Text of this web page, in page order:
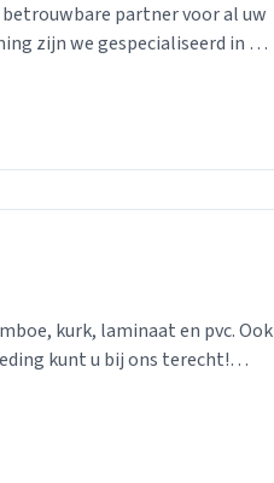
partner voor al uw
zijn we gespecialiseerd in de
kurk, laminaat en pvc. Ook
kunt u bij ons terecht!